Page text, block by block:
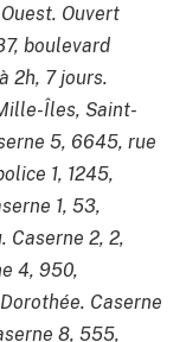
Ouvert
boulevard
2h, 7 jours.
Îles, Saint-
5, 6645, rue
1, 1245,
1, 53,
Caserne 2, 2,
4, 950,
Caserne
8, 555,